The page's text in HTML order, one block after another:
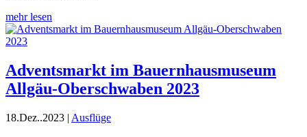
mehr lesen
Adventsmarkt im Bauernhausmuseum
Allgäu-Oberschwaben 2023
18.Dez..2023 | Ausflüge